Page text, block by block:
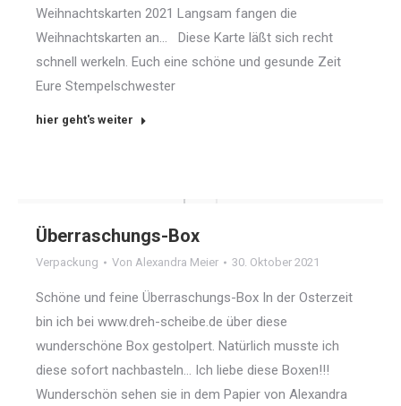
Weihnachtskarten 2021 Langsam fangen die
Weihnachtskarten an… Diese Karte läßt sich recht
schnell werkeln. Euch eine schöne und gesunde Zeit
Eure Stempelschwester
hier geht's weiter
Überraschungs-Box
Verpackung Von Alexandra Meier 30. Oktober 2021
Schöne und feine Überraschungs-Box In der Osterzeit
bin ich bei www.dreh-scheibe.de über diese
wunderschöne Box gestolpert. Natürlich musste ich
diese sofort nachbasteln… Ich liebe diese Boxen!!!
Wunderschön sehen sie in dem Papier von Alexandra